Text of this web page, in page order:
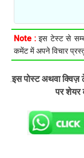
Note :इस टेस्ट से
कमेंट में अपने विचार
.इस पोस्ट अथवा
पर शेयर